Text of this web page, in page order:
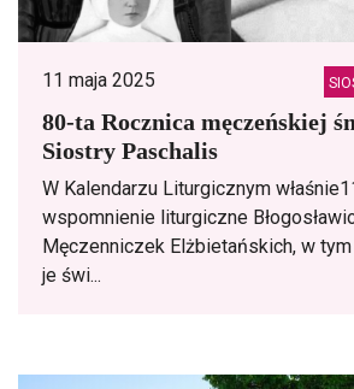
11 maja 2025
80-ta Rocznica męczeńskiej
Siostry Paschalis
W Kalendarzu Liturgicznym
wspomnienie liturgiczne
Męczenniczek Elżbietańskich, w
je świ...